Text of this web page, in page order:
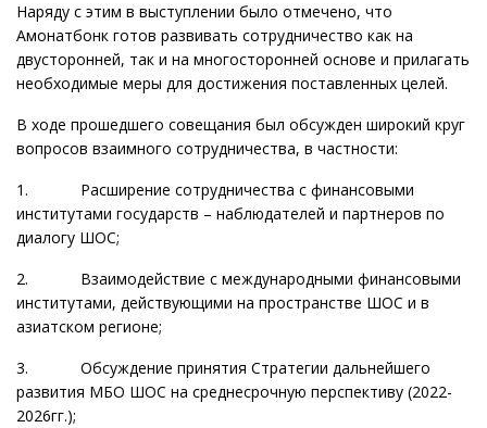
Наряду с этим в выступлении было отмечено, что
Амонатбонк готов развивать сотрудничество как на
двусторонней, так и на многосторонней основе и прилагать
необходимые меры для достижения поставленных целей.
В ходе прошедшего совещания был обсужден широкий круг
вопросов взаимного сотрудничества, в частности:
1. Расширение сотрудничества с финансовыми
институтами государств – наблюдателей и партнеров по
диалогу ШОС;
2. Взаимодействие с международными финансовыми
институтами, действующими на пространстве ШОС и в
азиатском регионе;
3. Обсуждение принятия Стратегии дальнейшего
развития МБО ШОС на среднесрочную перспективу (2022-
2026гг.);